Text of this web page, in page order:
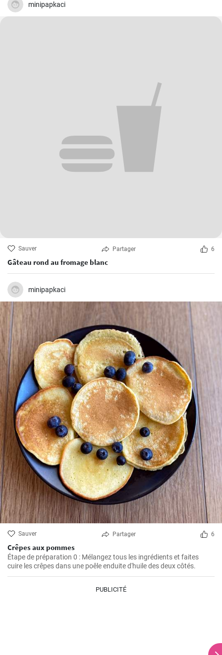
minipapkaci
Sauver Partager 6
Gâteau rond au fromage blanc
minipapkaci
Sauver Partager 6
Crêpes aux pommes
Étape de préparation 0 : Mélangez tous les ingrédients et faites
cuire les crêpes dans une poêle enduite d'huile des deux côtés.
PUBLICITÉ